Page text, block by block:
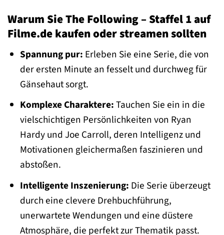
Warum Sie The Following – Staffel 1 auf
Filme.de kaufen oder streamen sollten
Spannung pur: Erleben Sie eine Serie, die von
der ersten Minute an fesselt und durchweg für
Gänsehaut sorgt.
Komplexe Charaktere:Tauchen Sie ein in die
vielschichtigen Persönlichkeiten von Ryan
Hardy und Joe Carroll, deren Intelligenz und
Motivationen gleichermaßen faszinieren und
abstoßen.
Intelligente Inszenierung: Die Serie überzeugt
durch eine clevere Drehbuchführung,
unerwartete Wendungen und eine düstere
Atmosphäre, die perfekt zur Thematik passt.